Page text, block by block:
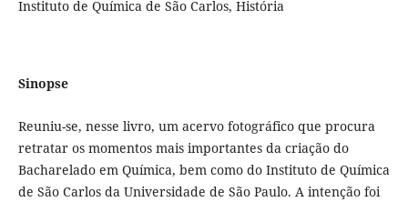
Instituto de Química de São Carlos, História
Sinopse
Reuniu-se, nesse livro, um acervo fotográfico que procura
retratar os momentos mais importantes da criação do
Bacharelado em Química, bem como do Instituto de Química
de São Carlos da Universidade de São Paulo. A intenção foi